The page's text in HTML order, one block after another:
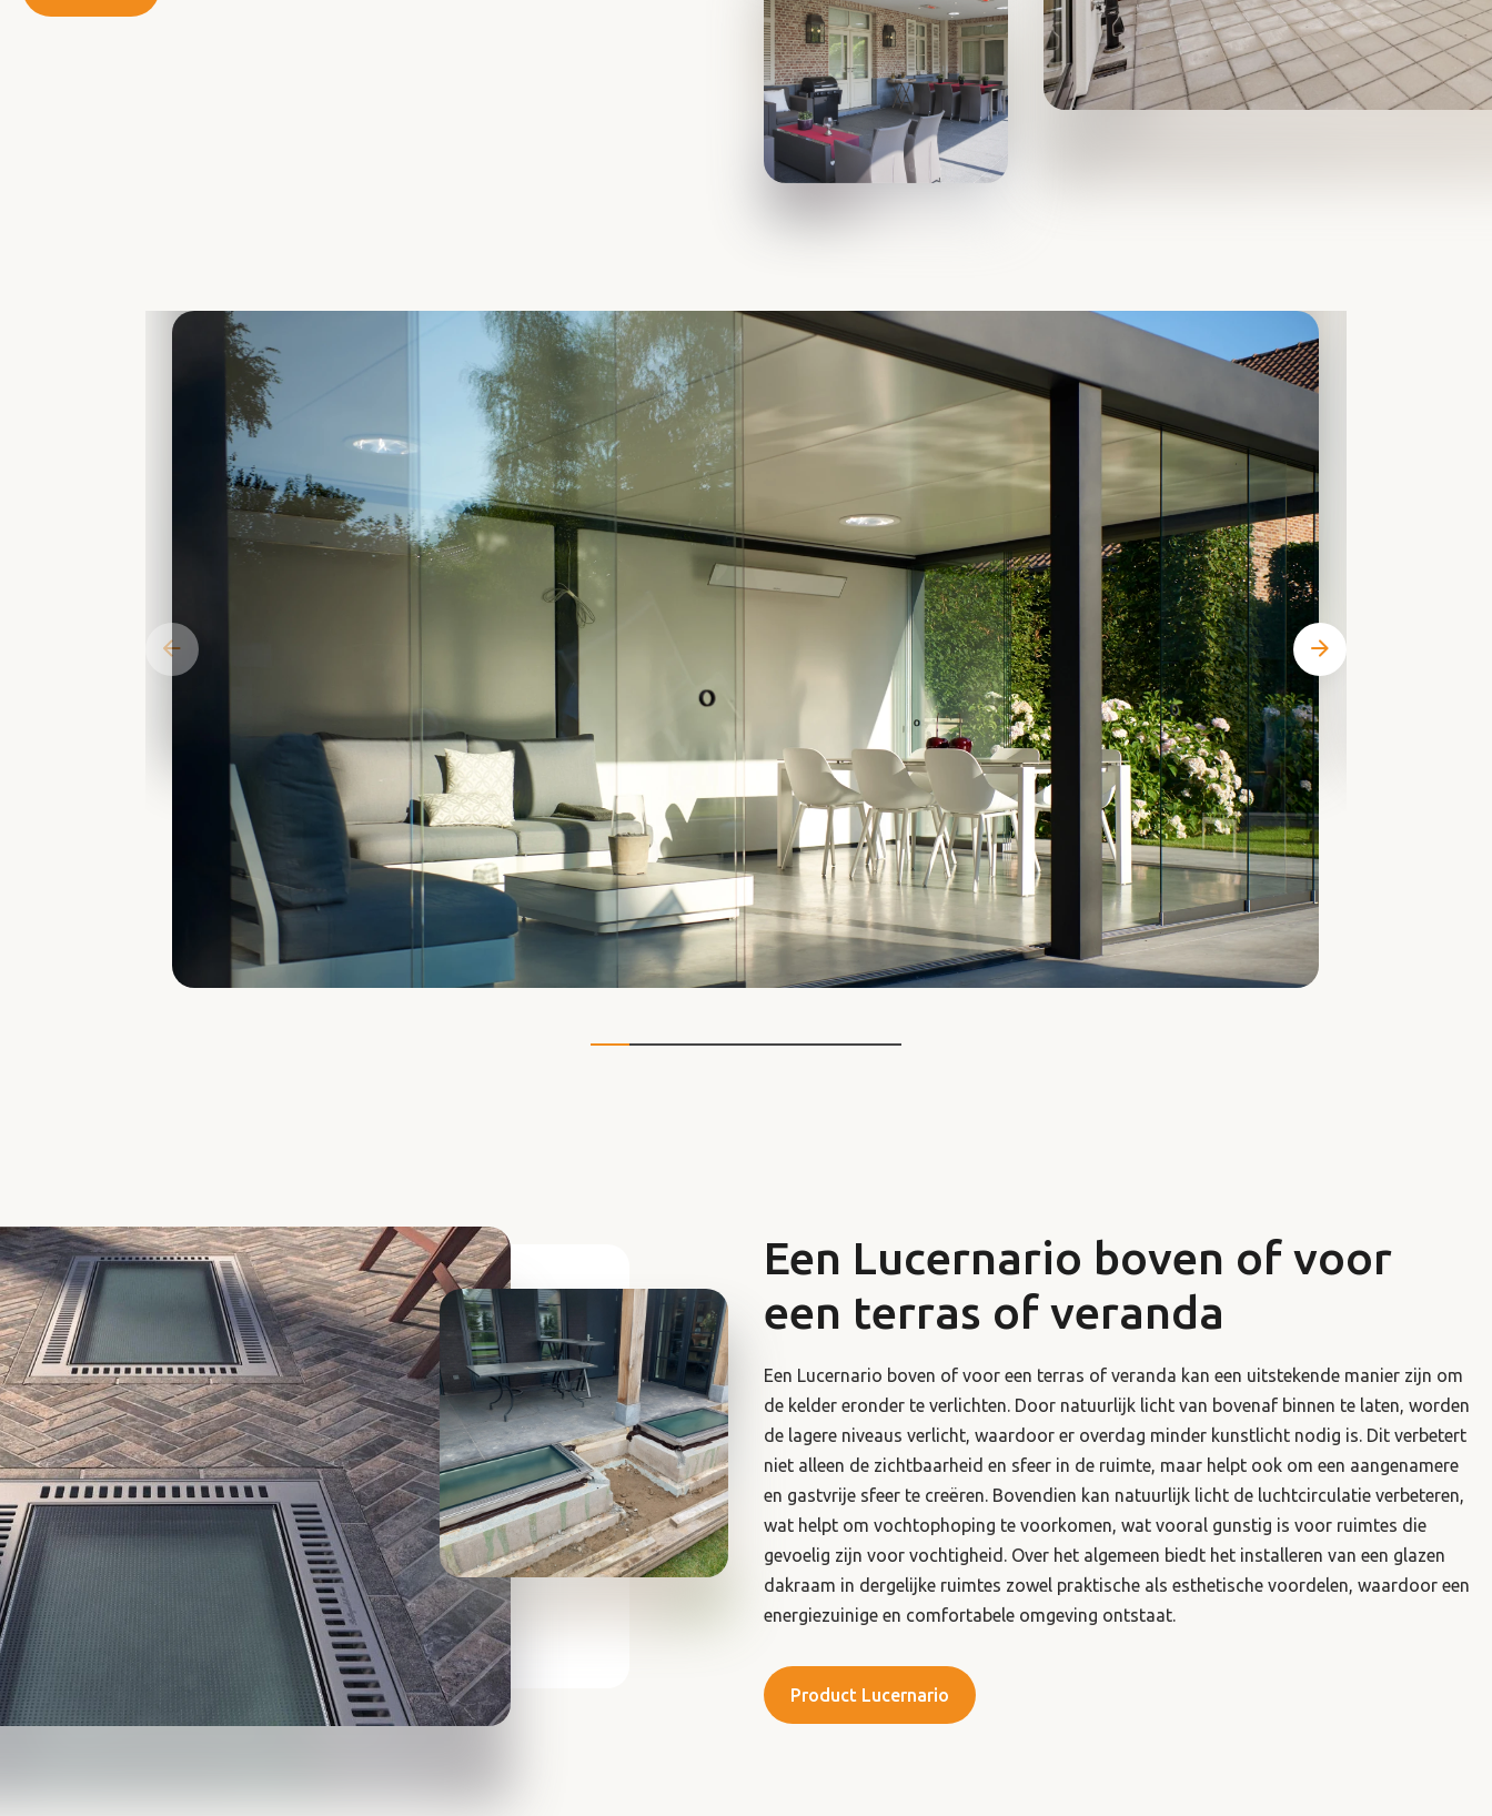
Een Lucernario boven of voor
een terras of veranda
Een Lucernario boven of voor een terras of veranda kan een uitstekende manier zijn om
de kelder eronder te verlichten. Door natuurlijk licht van bovenaf binnen te laten, worden
de lagere niveaus verlicht, waardoor er overdag minder kunstlicht nodig is. Dit verbetert
niet alleen de zichtbaarheid en sfeer in de ruimte, maar helpt ook om een ​​aangenamere
en gastvrije sfeer te creëren. Bovendien kan natuurlijk licht de luchtcirculatie verbeteren,
wat helpt om vochtophoping te voorkomen, wat vooral gunstig is voor ruimtes die
gevoelig zijn voor vochtigheid. Over het algemeen biedt het installeren van een glazen
dakraam in dergelijke ruimtes zowel praktische als esthetische voordelen, waardoor een
energiezuinige en comfortabele omgeving ontstaat.
Product Lucernario